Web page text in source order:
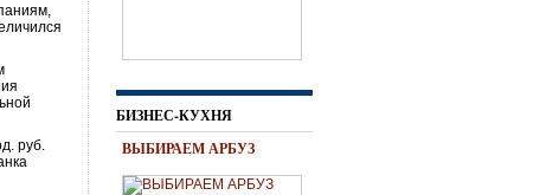
руб.
БИЗНЕС-КУХНЯ
ВЫБИРАЕМ АРБУЗ